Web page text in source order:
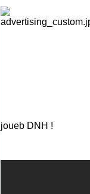
joueb DNH !